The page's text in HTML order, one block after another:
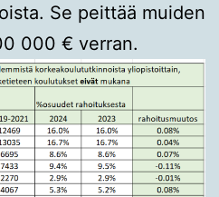
Se peittää muiden
000 € verran.